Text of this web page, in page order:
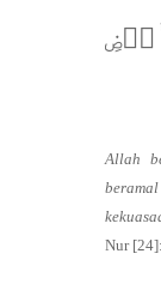
Allah
Nur